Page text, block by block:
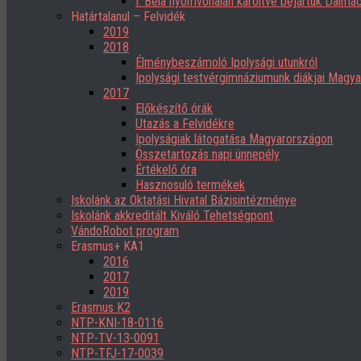
Határtalanul – Felvidék
2019
2018
Élménybeszámoló Ipolysági utunkról
Ipolysági testvérgimnáziumunk diákjai
2017
Előkészítő órák
Utazás a Felvidékre
Ipolyságiak látogatása Magyarországon
Összetartozás napi ünnepély
Értékelő óra
Hasznosuló termékek
Iskolánk az Oktatási Hivatal Bázisintézménye
Iskolánk akkreditált Kiváló Tehetségpont
VándoRobot program
Erasmus+ KA1
2016
2017
2019
Erasmus K2
NTP-KNI-18-0116
NTP-TV-13-0091
NTP-TFJ-17-0039